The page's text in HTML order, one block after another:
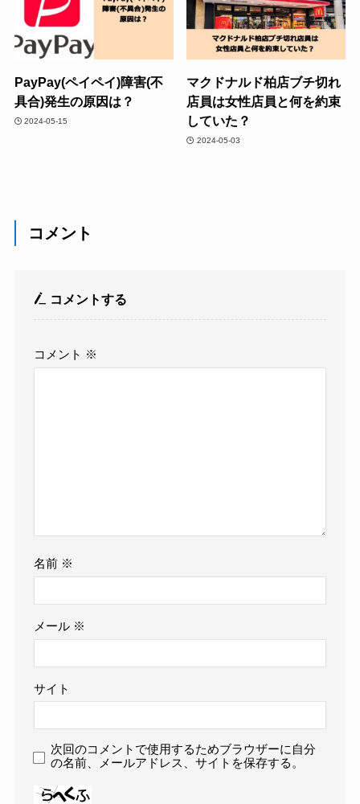
PayPay(ペイペイ)障害(不
具合)発生の原因は？
2024-05-15
マクドナルド柏店ブチ切れ
店員は女性店員と何を約束
していた？
2024-05-03
コメント
コメントする
コメント ※
名前 ※
メール ※
サイト
次回のコメントで使用するためブラウザーに自分
の名前、メールアドレス、サイトを保存する。